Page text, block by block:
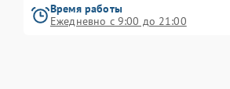
Время работы
Ежедневно с 9:00 до 21:00